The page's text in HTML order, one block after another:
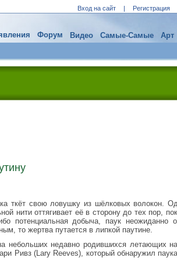
Вход на сайт | Регистрация
Форум Видео Самые-Самые Арт
ткёт свою ловушку из шёлковых волокон.
нити оттягивает её в сторону до тех пор,
потенциальная добыча, паук неожиданно
то жертва путается в липкой паутине.
небольших недавно родившихся летающих
Ривз (Lary Reeves), который обнаружил